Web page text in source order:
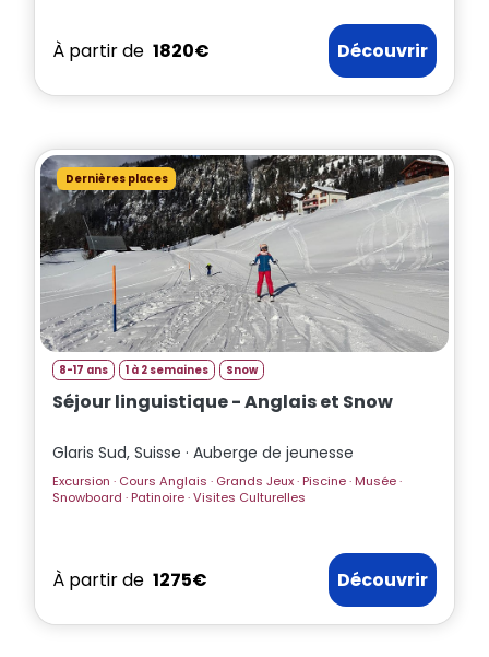
À partir de 1820€ Découvrir
Dernières places
8-17 ans 1 à 2 semaines Snow
Séjour linguistique - Anglais et Snow
Glaris Sud, Suisse · Auberge de jeunesse
Excursion · Cours Anglais · Grands Jeux · Piscine · Musée ·
Snowboard · Patinoire · Visites Culturelles
À partir de 1275€ Découvrir